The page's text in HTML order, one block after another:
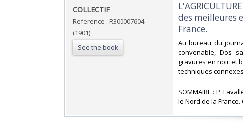
‎COLLECTIF ‎
Reference : R300007604
(1901)
See the book
des meilleures
France. ‎
‎Au bureau du
convenable, Dos
gravures en noir et
techniques connexes‎
‎SOMMAIRE : P.
le Nord de la